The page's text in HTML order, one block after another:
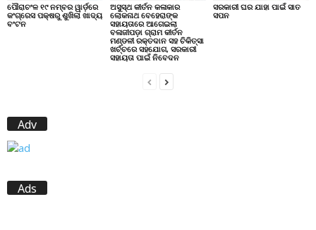
ପୌରାଚଂଳ ୧୯ ନମ୍ବର ୱାର୍ଡ଼ରେ
କଂଗ୍ରେସ ପକ୍ଷରୁ ଶୁଖିଲା ଖାଦ୍ୟ
ବଂଟନ
ଅସୁସ୍ଥ କୀର୍ତନ କଳାକାର
ଲୋକନାଥ ବେହେରାଙ୍କ
ସହାୟତାରେ ଆଗେଇଲା
ବଳାଜୀପଡ଼ା ଗ୍ରାମ କୀର୍ତନ
ମଣ୍ଡଳୀ ରକ୍ତଦାନ ସହ ଚିକିତ୍ସା
ଖର୍ଚ୍ଚରେ ସହଯୋଗ, ସରକାରୀ
ସହାୟତା ପାଇଁ ନିବେଦନ
ସରକାରୀ ଘର ଯାହା ପାଇଁ ସାତ
ସପନ
Adv
Ads